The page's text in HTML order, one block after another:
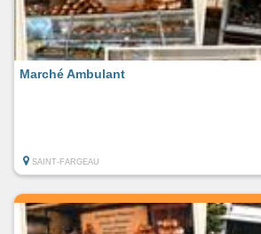
Marché Ambulant
SAINT-FARGEAU